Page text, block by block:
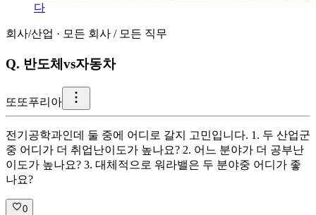
다
회사/산업 · 모든 회사 / 모든 직무
Q. 반도체vs자동차
또 또푸리아
전기공학과인데 둘 중에 어디로 갈지 고민입니다. 1. 두 산업군
중 어디가 더 취업난이도가 높나요? 2. 어느 분야가 더 공부난
이도가 높나요? 3. 대체적으로 워라밸은 두 분야중 어디가 좋
나요?
0